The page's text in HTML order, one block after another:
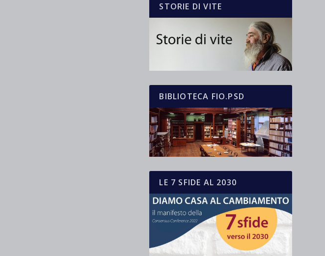
STORIE DI VITE
BIBLIOTECA FIO.PSD
LE 7 SFIDE AL 2030